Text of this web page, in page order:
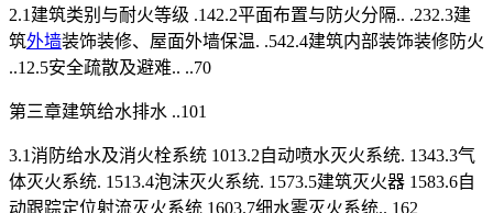
2.1建筑类别与耐火等级 .142.2平面布置与防火分隔.. .232.3建
筑外墙装饰装修、屋面外墙保温. .542.4建筑内部装饰装修防火
..12.5安全疏散及避难.. ..70
第三章建筑给水排水 ..101
3.1消防给水及消火栓系统 1013.2自动喷水灭火系统. 1343.3气
体灭火系统. 1513.4泡沫灭火系统. 1573.5建筑灭火器 1583.6自
动跟踪定位射流灭火系统 1603.7细水雾灭火系统.. 162